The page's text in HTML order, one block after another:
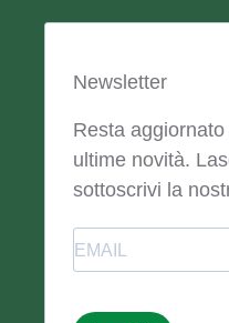
Newsletter
Resta
ultime novità.
sottoscrivi la
Email